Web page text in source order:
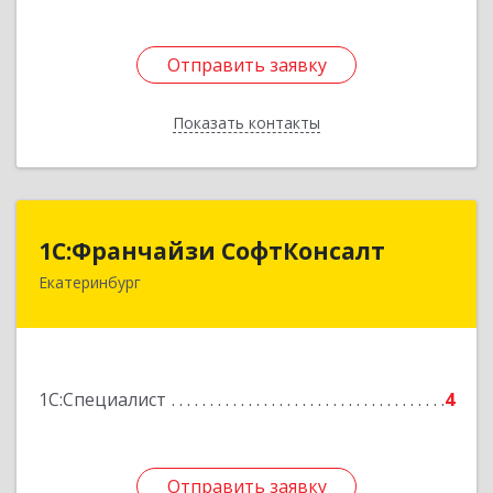
Отправить заявку
Показать контакты
Отправить заявку
Назад
1С:Франчайзи СофтКонсалт
Екатеринбург
1С:Специалист 4
Отправить заявку
1С:Франчайзи СофтКонсалт
620036, Свердловская обл, Екатеринбург г,
Отправить заявку